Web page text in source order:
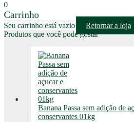
0
Carrinho
Seu carrinho está vazio
Retornar a loja
Produtos que você pode gostar
Banana Passa sem adição de
conservantes 01kg